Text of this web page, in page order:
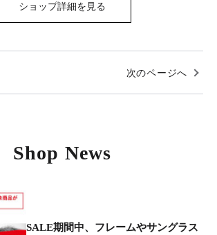
ショップ詳細を見る
次のページへ
Shop News
SALE期間中、フレームやサングラス